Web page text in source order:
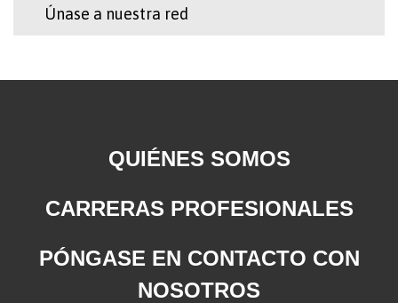
Únase a nuestra red
QUIÉNES SOMOS
CARRERAS PROFESIONALES
PÓNGASE EN CONTACTO CON
NOSOTROS